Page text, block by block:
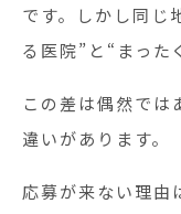
です。しかし同じ
る医院”と“まった
この差は偶然では
違いがあります。
応募が来ない理由